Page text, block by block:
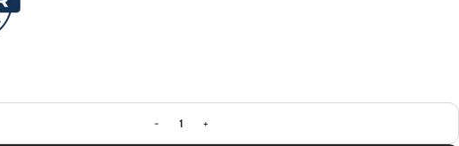
Stropna svjetiljka Ideal Lux TOTEM PL3 - Bijela